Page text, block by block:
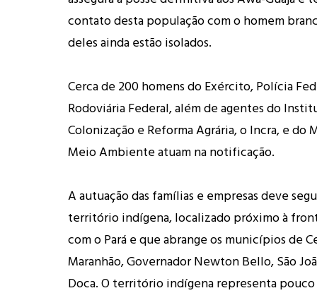
contato desta população com o homem
deles ainda estão isolados.
Cerca de 200 homens do Exército, Polícia
Rodoviária Federal, além de agentes do
Colonização e Reforma Agrária, o Incra, e do
Meio Ambiente atuam na notificação.
A autuação das famílias e empresas deve
território indígena, localizado próximo à
com o Pará e que abrange os municípios de
Maranhão, Governador Newton Bello, São
Doca. O território indígena representa pouco